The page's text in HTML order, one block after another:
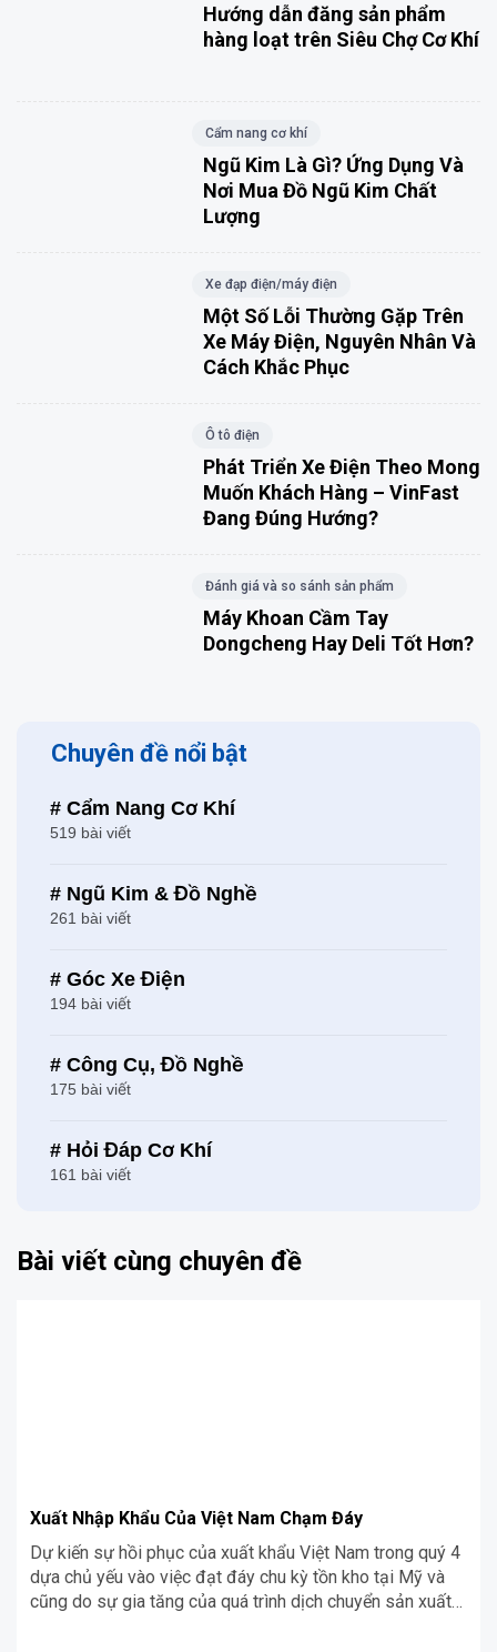
Hướng dẫn đăng sản phẩm
hàng loạt trên Siêu Chợ Cơ Khí
Cẩm nang cơ khí
Ngũ Kim Là Gì? Ứng Dụng Và
Nơi Mua Đồ Ngũ Kim Chất
Lượng
Xe đạp điện/máy điện
Một Số Lỗi Thường Gặp Trên
Xe Máy Điện, Nguyên Nhân Và
Cách Khắc Phục
Ô tô điện
Phát Triển Xe Điện Theo Mong
Muốn Khách Hàng – VinFast
Đang Đúng Hướng?
Đánh giá và so sánh sản phẩm
Máy Khoan Cầm Tay
Dongcheng Hay Deli Tốt Hơn?
Chuyên đề nổi bật
# Cẩm Nang Cơ Khí
519 bài viết
# Ngũ Kim & Đồ Nghề
261 bài viết
# Góc Xe Điện
194 bài viết
# Công Cụ, Đồ Nghề
175 bài viết
# Hỏi Đáp Cơ Khí
161 bài viết
Bài viết cùng chuyên đề
Xuất Nhập Khẩu Của Việt Nam Chạm Đáy
Dự kiến sự hồi phục của xuất khẩu Việt Nam trong quý 4
dựa chủ yếu vào việc đạt đáy chu kỳ tồn kho tại Mỹ và
cũng do sự gia tăng của quá trình dịch chuyển sản xuất